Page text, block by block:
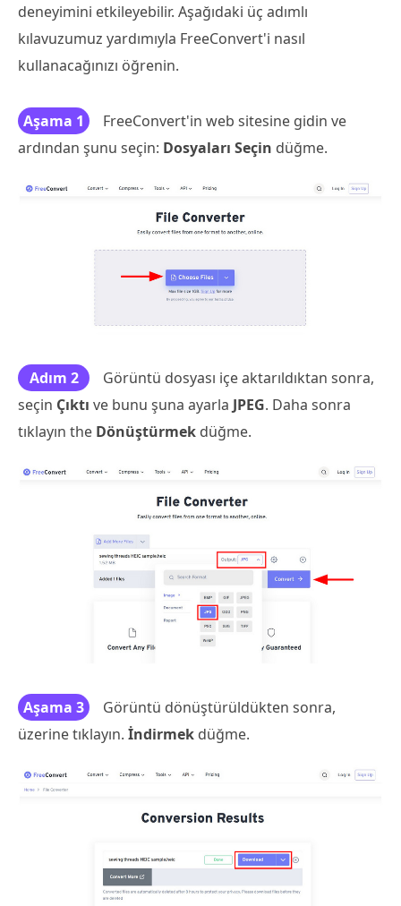
deneyimini etkileyebilir. Aşağıdaki üç adımlı
kılavuzumuz yardımıyla FreeConvert'i nasıl
kullanacağınızı öğrenin.
Aşama 1
FreeConvert'in web sitesine gidin ve
ardından şunu seçin: Dosyaları Seçin düğme.
Adım 2
Görüntü dosyası içe aktarıldıktan sonra,
seçin Çıktı ve bunu şuna ayarla JPEG. Daha sonra
tıklayın the Dönüştürmek düğme.
Aşama 3
Görüntü dönüştürüldükten sonra,
üzerine tıklayın. İndirmek düğme.